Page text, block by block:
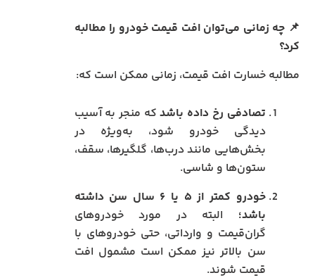
📌 چه زمانی می‌توان افت قیمت خودرو را مطالبه
کرد؟
مطالبه خسارت افت قیمت، زمانی ممکن است که:
تصادفی رخ داده باشدکه منجر به آسیب
دیدگی خودرو شود، به‌ویژه در
بخش‌هایی مانند درب‌ها، گلگیرها، سقف،
ستون‌ها و شاسی.
خودرو کمتر از ۵ یا ۶ سال سن داشته
باشد؛ البته در مورد خودروهای
گران‌قیمت و وارداتی، حتی خودروهای با
سن بالاتر نیز ممکن است مشمول افت
قیمت شوند.